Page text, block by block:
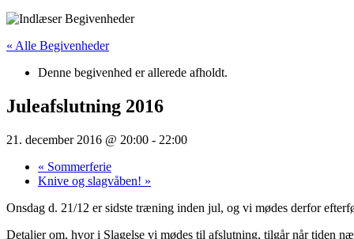
« Alle Begivenheder
Denne begivenhed er allerede afholdt.
Juleafslutning 2016
21. december 2016 @ 20:00 - 22:00
« Sommerferie
Knive og slagvåben! »
Onsdag d. 21/12 er sidste træning inden jul, og vi mødes derfor
Detaljer om, hvor i Slagelse vi mødes til afslutning, tilgår når tiden